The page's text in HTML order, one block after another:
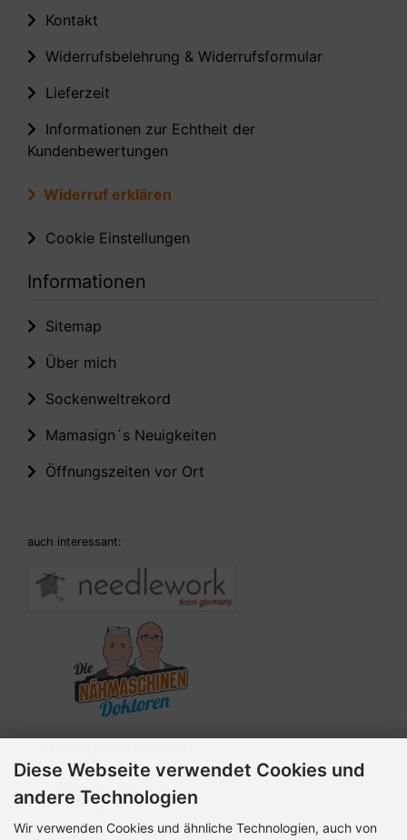
Kontakt
Widerrufsbelehrung & Widerrufsformular
Lieferzeit
Informationen zur Echtheit der
Kundenbewertungen
Widerruf erklären
Cookie Einstellungen
Informationen
Sitemap
Über mich
Sockenweltrekord
Mamasign´s Neuigkeiten
Öffnungszeiten vor Ort
auch interessant:
Diese Webseite verwendet Cookies und
andere Technologien
Wir verwenden Cookies und ähnliche Technologien, auch von